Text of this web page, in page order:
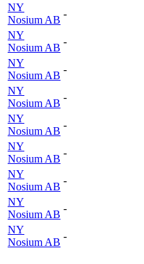
NY
Nosium AB
-
NY
Nosium AB
-
NY
Nosium AB
-
NY
Nosium AB
-
NY
Nosium AB
-
NY
Nosium AB
-
NY
Nosium AB
-
NY
Nosium AB
-
NY
Nosium AB
-